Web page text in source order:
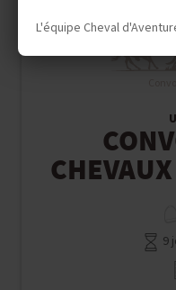
9
L'équipe Cheval